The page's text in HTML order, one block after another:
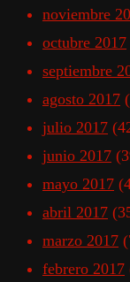
noviembre
octubre 2017
septiembre
agosto 2017
julio 2017
junio 2017
mayo 2017
abril 2017
marzo 2017
febrero 2017